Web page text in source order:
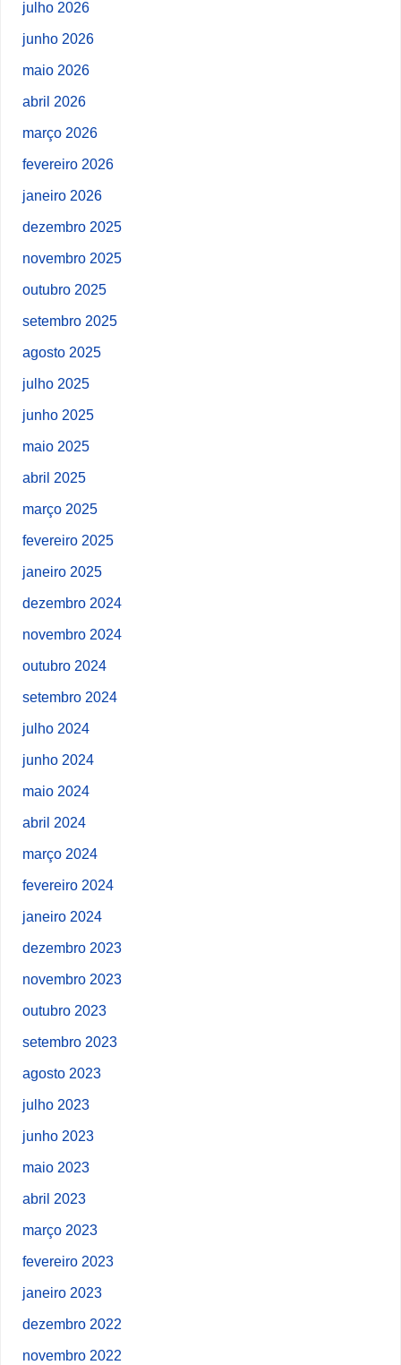
julho 2026
junho 2026
maio 2026
abril 2026
março 2026
fevereiro 2026
janeiro 2026
dezembro 2025
novembro 2025
outubro 2025
setembro 2025
agosto 2025
julho 2025
junho 2025
maio 2025
abril 2025
março 2025
fevereiro 2025
janeiro 2025
dezembro 2024
novembro 2024
outubro 2024
setembro 2024
julho 2024
junho 2024
maio 2024
abril 2024
março 2024
fevereiro 2024
janeiro 2024
dezembro 2023
novembro 2023
outubro 2023
setembro 2023
agosto 2023
julho 2023
junho 2023
maio 2023
abril 2023
março 2023
fevereiro 2023
janeiro 2023
dezembro 2022
novembro 2022